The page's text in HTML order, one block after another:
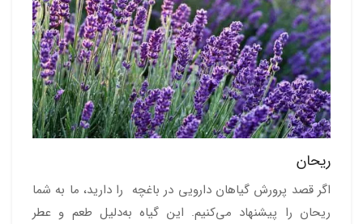
ریحان
اگر قصد پرورش گیاهان دارویی در باغچه را دارید، ما به شما
ریحان را پیشنهاد می‌کنیم. این گیاه به‌دلیل طعم و عطر